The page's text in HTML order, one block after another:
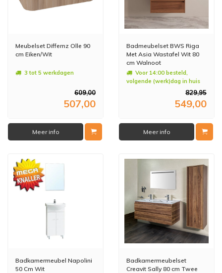
Meubelset Differnz Olle 90
cm Eiken/Wit
3 tot 5 werkdagen
609,00
507,00
Meer info
Badmeubelset BWS Riga
Met Asia Wastafel Wit 80
cm Walnoot
Voor 14:00 besteld,
volgende (werk)dag in huis
829,95
549,00
Meer info
Badkamermeubel Napolini
50 Cm Wit
Badkamermeubelset
Creavit Sally 80 cm Twee